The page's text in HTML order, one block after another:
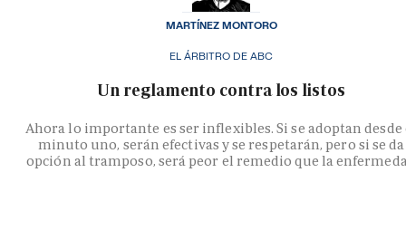
EL ÁRBITRO DE ABC
Un reglamento contra los listos
Ahora lo importante es ser inflexibles. Si se adoptan desde
minuto uno, serán efectivas y se respetarán, pero si se da
opción al tramposo, será peor el remedio que la
MARTÍNEZ MONTORO